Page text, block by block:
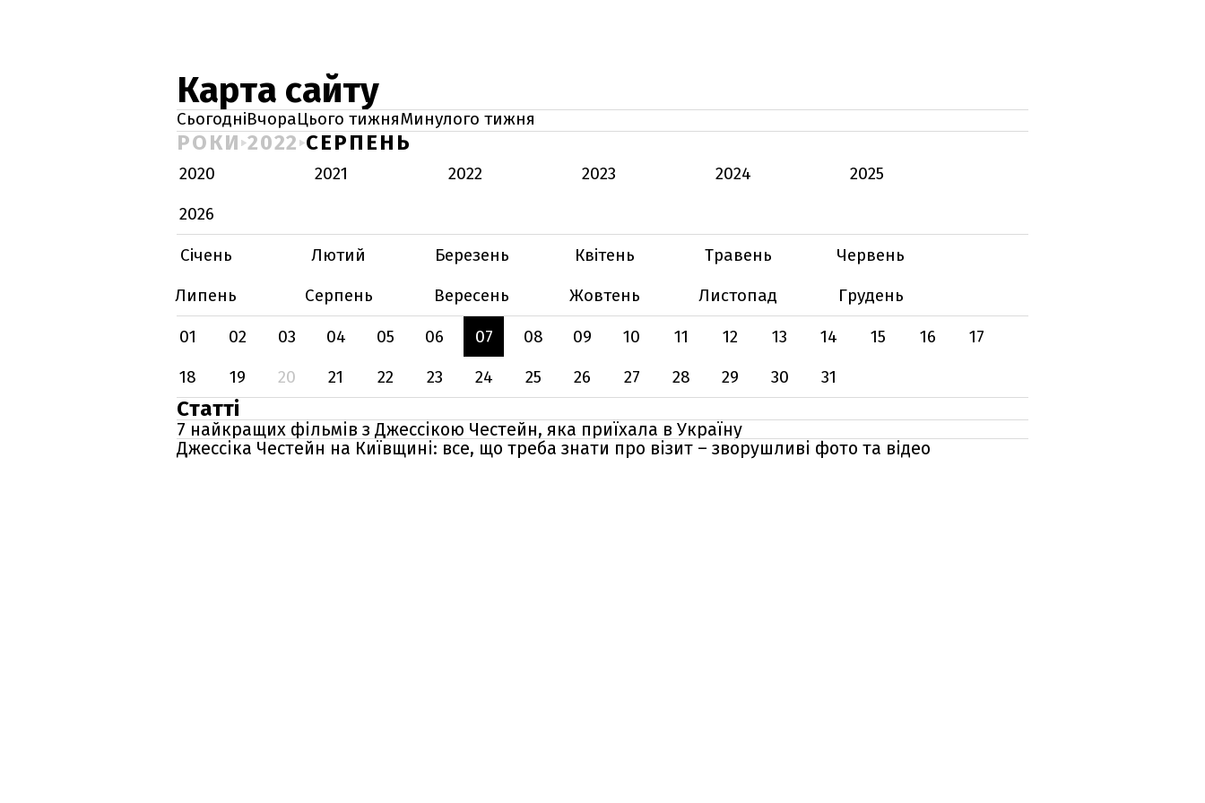
Карта сайту
СьогодніВчораЦього тижняМинулого тижня
РОКИ 2022 СЕРПЕНЬ
2020 2021 2022 2023 2024
2025
2026
Січень
Лютий Березень Квітень Травень
Червень
Липень
Серпень Вересень Жовтень Листопад
Грудень
01
02 03 04 05 06 07 08 09 10 11 12 13 14 15 16
17
18
19 20 21 22 23 24 25 26 27 28 29 30 31
Статті
7 найкращих фільмів з Джессікою Честейн, яка приїхала в Україну
Джессіка Честейн на Київщині: все, що треба знати про візит – зворушливі фото та відео